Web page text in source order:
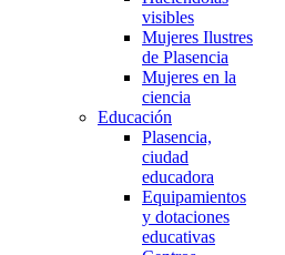
visibles
Mujeres Ilustres
de Plasencia
Mujeres en la
ciencia
Educación
Plasencia,
ciudad
educadora
Equipamientos
y dotaciones
educativas